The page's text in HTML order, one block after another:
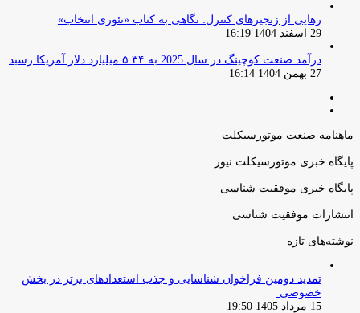
رهایی از زنجیرهای کنترل: نگاهی به کتاب «تئوری انتخاب»
29 اسفند 1404 16:19
درآمد صنعت کوچینگ در سال 2025 به ۵.۳۴ میلیارد دلار آمریکا رسید
27 بهمن 1404 16:14
ماهنامه صنعت موتورسیکلت
پایگاه خبری موتورسیکلت نیوز
پایگاه خبری موفقیت شناسی
انتشارات موفقیت شناسی
نوشته‌های تازه
تمدید دومین فراخوان شناسایی و جذب استعدادهای برتر در بخش
خصوصی
15 مرداد 1405 19:50